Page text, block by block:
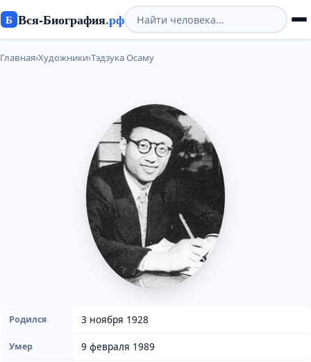
Б Вся-Биография.рф
Главная›Художники›Тэдзука Осаму
Родился 3 ноября 1928
Умер 9 февраля 1989